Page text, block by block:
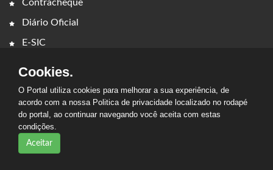
Contracheque
Diário Oficial
E-SIC
Cookies.
O Portal utiliza cookies para melhorar a sua experiência, de
acordo com a nossa Politica de privacidade localizado no rodapé
do portal, ao continuar navegando você aceita com estas
condições.
Aceitar
2026 - Prefeitura Municipal de Davinópolis. Todos os direitos
reservados.